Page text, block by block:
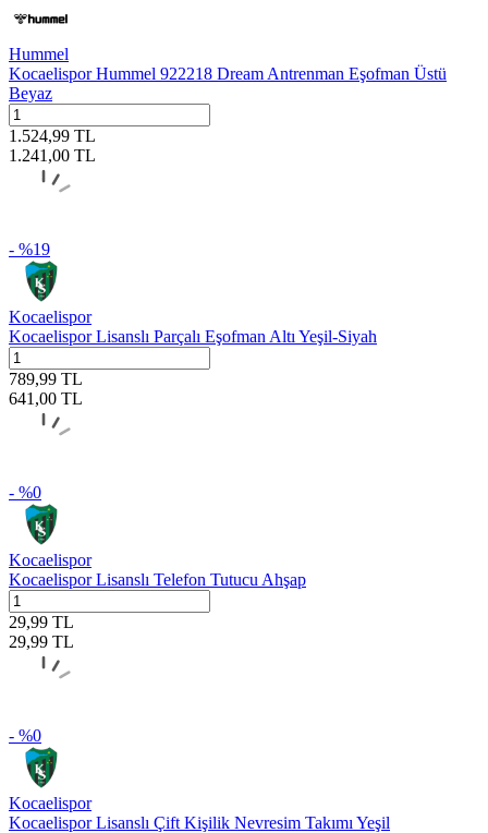
Hummel
Kocaelispor Hummel 922218 Dream Antrenman Eşofman Üstü
Beyaz
1.524,99 TL
1.241,00 TL
- %19
Kocaelispor
Kocaelispor Lisanslı Parçalı Eşofman Altı Yeşil-Siyah
789,99 TL
641,00 TL
- %0
Kocaelispor
Kocaelispor Lisanslı Telefon Tutucu Ahşap
29,99 TL
29,99 TL
- %0
Kocaelispor
Kocaelispor Lisanslı Çift Kişilik Nevresim Takımı Yeşil